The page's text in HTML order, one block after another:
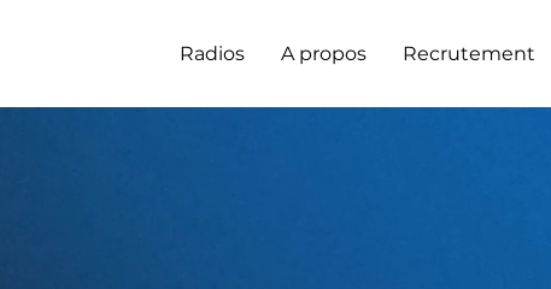
Radios A propos Recrutement